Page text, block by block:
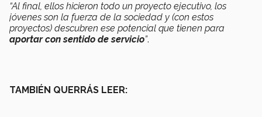
“Al final, ellos hicieron todo un proyecto ejecutivo, los
jóvenes son la fuerza de la sociedad y (con estos
proyectos) descubren ese potencial que tienen para
aportar con sentido de servicio”.
TAMBIÉN QUERRÁS LEER: